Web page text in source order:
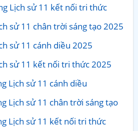
Lịch sử 11 kết nối tri thức
sử 11 chân trời sáng tạo 2025
sử 11 cánh diều 2025
sử 11 kết nối tri thức 2025
Lịch sử 11 cánh diều
Lịch sử 11 chân trời sáng tạo
Lịch sử 11 kết nối tri thức